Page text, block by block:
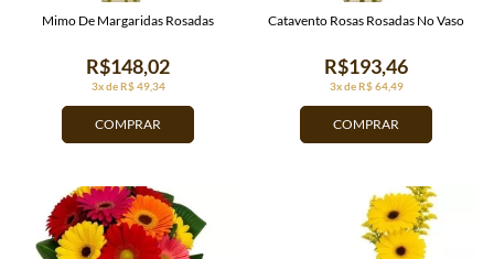
COMPRAR
3x de R$ 49,34
R$148,02
Mimo De Margaridas Rosadas
COMPRAR
3x de R$ 64,49
R$193,46
Catavento Rosas Rosadas No Vaso